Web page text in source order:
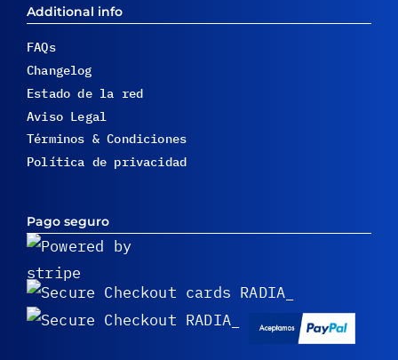
Additional info
FAQs
Changelog
Estado de la red
Aviso Legal
Términos & Condiciones
Política de privacidad
Pago seguro